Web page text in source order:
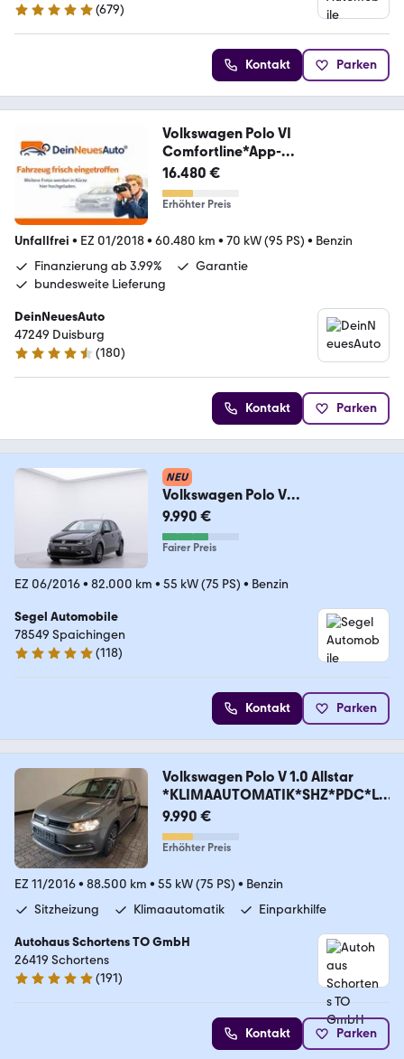
4.8 Sterne
(679)
Kontakt Parken
Volkswagen Polo VI
Comfortline*App-
connect*Kamera*SHZ*
16.480 €
Erhöhter Preis
Unfallfrei • EZ 01/2018• 60.480 km • 70 kW (95 PS) • Benzin
Finanzierung ab 3.99%
Garantie
bundesweite Lieferung
DeinNeuesAuto
47249 Duisburg
4.7 Sterne
(180)
Kontakt Parken
NEU
Volkswagen Polo V
ALLSTAR/PDC/SHZ/TEMP
9.990 €
Fairer Preis
EZ 06/2016• 82.000 km • 55 kW (75 PS) • Benzin
Segel Automobile
78549 Spaichingen
4.9 Sterne
(118)
Kontakt Parken
Volkswagen Polo V 1.0 Allstar
*KLIMAAUTOMATIK*SHZ*PDC*L
M*
9.990 €
Erhöhter Preis
EZ 11/2016• 88.500 km • 55 kW (75 PS) • Benzin
Sitzheizung
Klimaautomatik Einparkhilfe
Autohaus Schortens TO GmbH
26419 Schortens
5 Sterne
(191)
Kontakt Parken